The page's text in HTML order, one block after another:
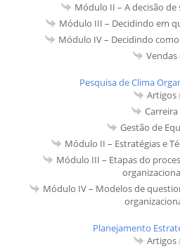
Módulo II – A decisão
Módulo III – Decidindo em
Módulo IV – Decidindo
Vendas
Pesquisa de Clima
Artigos
Carreira
Gestão de
Módulo II – Estratégias e
Módulo III – Etapas do
Módulo IV – Modelos de
Planejamento
Artigos